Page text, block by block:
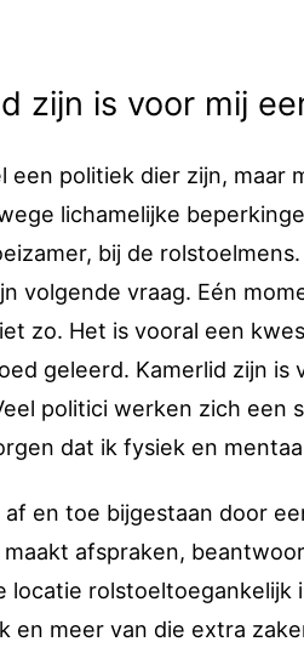
zijn is voor mij
een politiek dier zijn, maar
lichamelijke
bij de
volgende vraag. Eén
zo. Het is vooral een
geleerd. Kamerlid zijn
politici werken zich een
dat ik fysiek en
en toe bijgestaan door
maakt afspraken,
locatie
en meer van die extra